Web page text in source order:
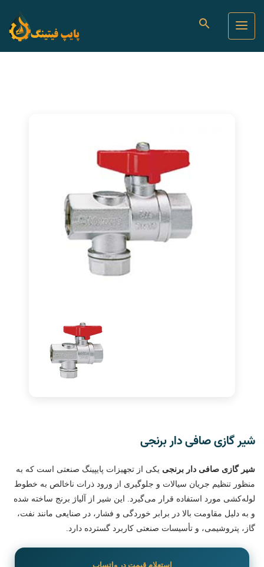
شیر گازی صافی دار برنجی
شیر گازی صافی دار برنجی یکی از تجهیزات پایپینگ صنعتی است که به
منظور تنظیم جریان سیالات و جلوگیری از ورود ذرات ناخالص به خطوط
لوله‌کشی مورد استفاده قرار می‌گیرد. این شیر از آلیاژ برنج ساخته شده
و به دلیل مقاومت بالا در برابر خوردگی و فشار، در صنایعی مانند نفت،
گاز، پتروشیمی، و تأسیسات صنعتی کاربرد گسترده دارد.
استعلام قیمت در واتساپ